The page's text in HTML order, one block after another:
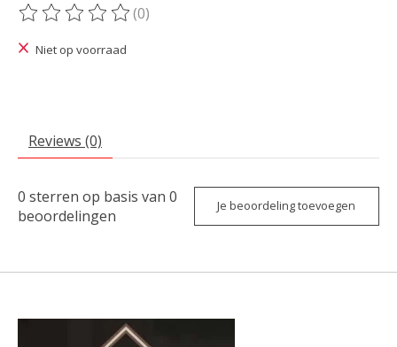
De beoordeling van dit product is
(0)
Niet op voorraad
Reviews (0)
0 sterren op basis van 0
beoordelingen
Je beoordeling toevoegen